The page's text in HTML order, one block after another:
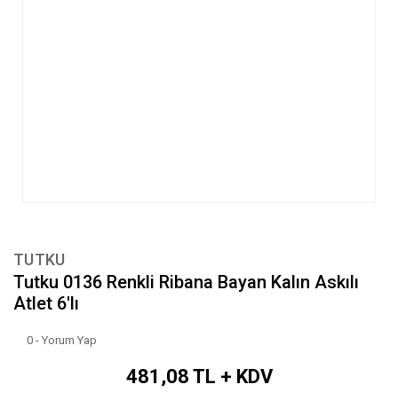
TUTKU
Tutku 0136 Renkli Ribana Bayan Kalın Askılı
Atlet 6'lı
0 - Yorum Yap
481,08 TL + KDV